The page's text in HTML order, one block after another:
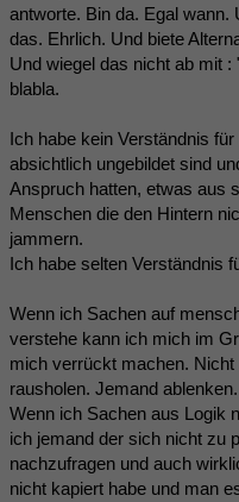
antworte. Bin da. Egal
das. Ehrlich. Und biete
Und wiegel das nicht ab mit
blabla.
Ich habe kein Verständnis
absichtlich ungebildet sind
Anspruch hatten, etwas aus
Menschen die den Hintern
jammern.
Ich habe selten Verständnis
Wenn ich Sachen auf
verstehe kann ich mich im
mich verrückt machen.
rausholen. Jemand ablenken.
Wenn ich Sachen aus Logik
ich jemand der sich nicht zu
nachzufragen und auch
nicht kapiert habe und man